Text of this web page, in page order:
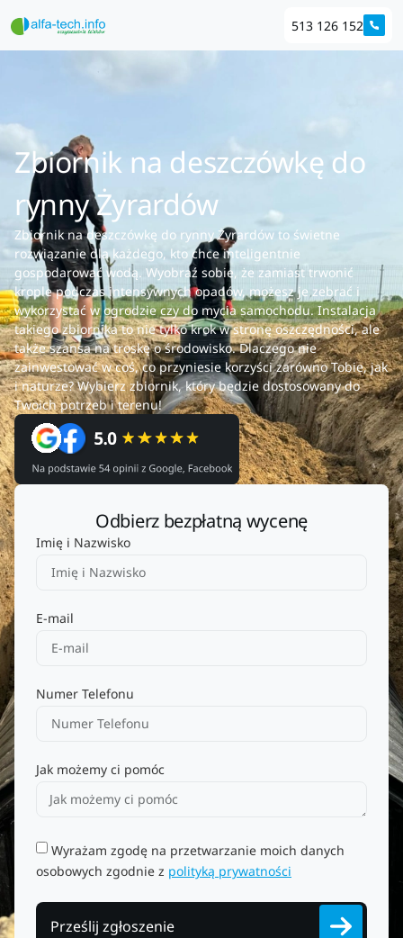
513 126 152
Zbiornik na deszczówkę do
rynny Żyrardów
Zbiornik na deszczówkę do rynny Żyrardów to świetne
rozwiązanie dla każdego, kto chce inteligentnie
gospodarować wodą. Wyobraź sobie, że zamiast trwonić
krople podczas intensywnych opadów, możesz je zebrać i
wykorzystać w ogrodzie czy do mycia samochodu. Instalacja
takiego zbiornika to nie tylko krok w stronę oszczędności, ale
także szansa na troskę o środowisko. Dlaczego nie
zainwestować w coś, co przyniesie korzyści zarówno Tobie, jak
i naturze? Wybierz zbiornik, który będzie dostosowany do
Twoich potrzeb i terenu!
Odbierz bezpłatną wycenę
Imię i Nazwisko
E-mail
Numer Telefonu
Jak możemy ci pomóc
Wyrażam zgodę na przetwarzanie moich danych
osobowych zgodnie z polityką prywatności
Prześlij zgłoszenie